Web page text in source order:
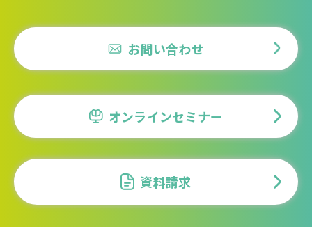
お問い合わせ
オンラインセミナー
資料請求